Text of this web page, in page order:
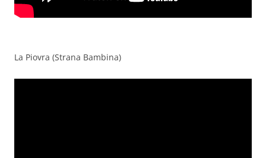
La Piovra (Strana Bambina)